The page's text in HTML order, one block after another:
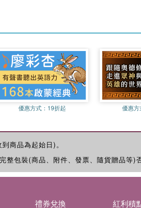
優惠方式： 19折起 優惠方
到商品為起始日)。
包裝(商品、附件、發票、隨貨贈品等)
禮券兌換
紅利積